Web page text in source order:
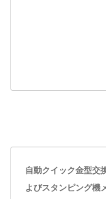
自動クイック金型交
よびスタンピング